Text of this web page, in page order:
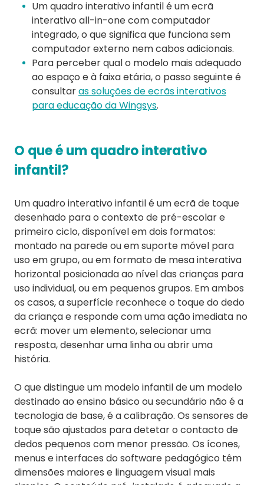
Um quadro interativo infantil é um ecrã
interativo all-in-one com computador
integrado, o que significa que funciona sem
computador externo nem cabos adicionais.
Para perceber qual o modelo mais adequado
ao espaço e à faixa etária, o passo seguinte é
consultaras soluções de ecrãs interativos
para educação da Wingsys.
O que é um quadro interativo
infantil?
Um quadro interativo infantil é um ecrã de toque
desenhado para o contexto de pré-escolar e
primeiro ciclo, disponível em dois formatos:
montado na parede ou em suporte móvel para
uso em grupo, ou em formato de mesa interativa
horizontal posicionada ao nível das crianças para
uso individual, ou em pequenos grupos. Em ambos
os casos, a superfície reconhece o toque do dedo
da criança e responde com uma ação imediata no
ecrã: mover um elemento, selecionar uma
resposta, desenhar uma linha ou abrir uma
história.
O que distingue um modelo infantil de um modelo
destinado ao ensino básico ou secundário não é a
tecnologia de base, é a calibração. Os sensores de
toque são ajustados para detetar o contacto de
dedos pequenos com menor pressão. Os ícones,
menus e interfaces do software pedagógico têm
dimensões maiores e linguagem visual mais